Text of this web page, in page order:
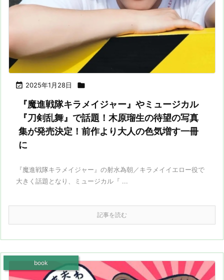
 2025年1月28日 
『魔進戦隊キラメイジャー』やミュージカル
『刀剣乱舞』で話題！木原瑠生の待望の写真
集が発売決定！前作より大人の色気増す一冊
に
『魔進戦隊キラメイジャー』の射水為朝／キラメイイエロー役で
大きく話題となり、ミュージカル『 ...
記事を読む
book